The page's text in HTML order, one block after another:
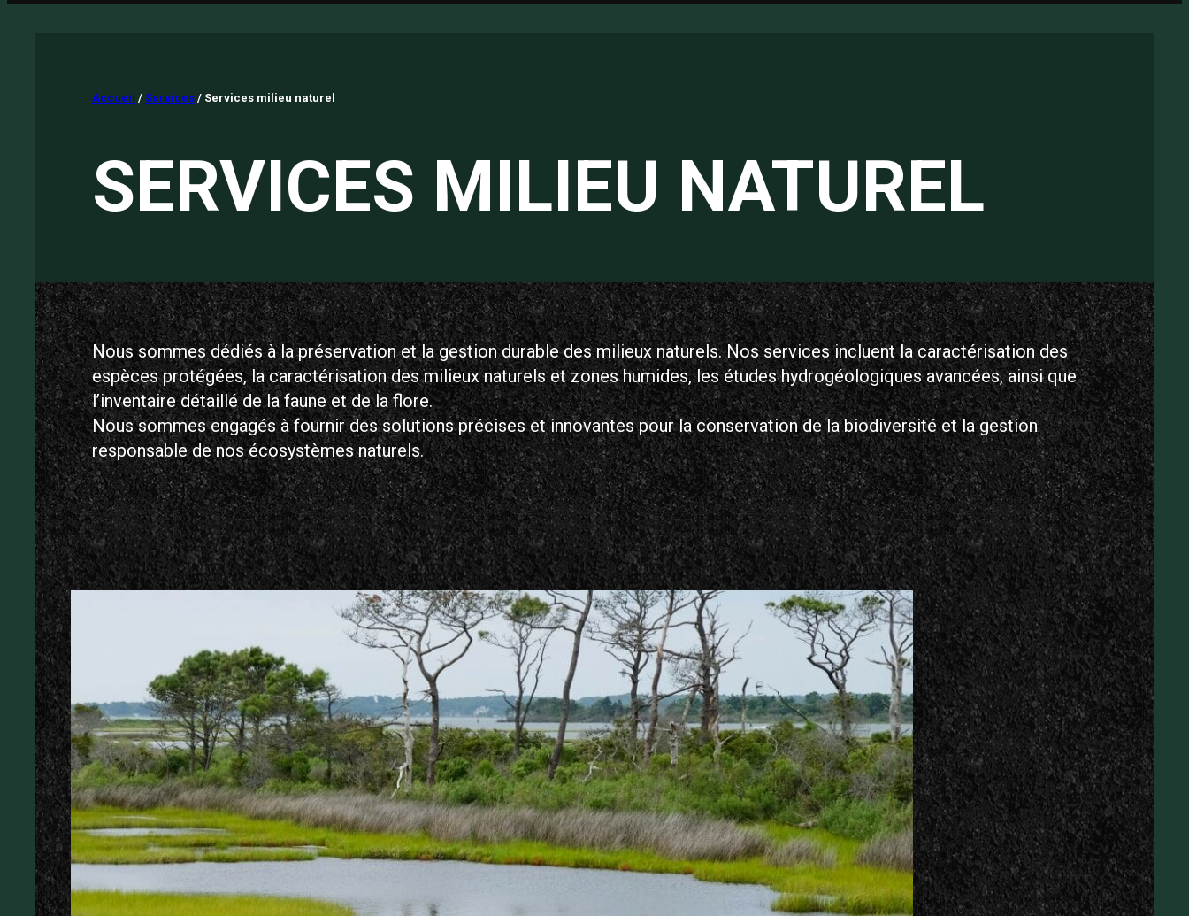
Accueil / Services / Services milieu naturel
SERVICES MILIEU NATUREL
Nous sommes dédiés à la préservation et la gestion durable des milieux naturels. Nos services incluent la caractérisation des
espèces protégées, la caractérisation des milieux naturels et zones humides, les études hydrogéologiques avancées, ainsi que
l’inventaire détaillé de la faune et de la flore.
Nous sommes engagés à fournir des solutions précises et innovantes pour la conservation de la biodiversité et la gestion
responsable de nos écosystèmes naturels.